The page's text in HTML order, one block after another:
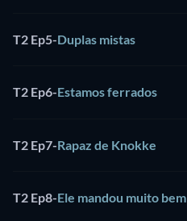
T2 Ep5-Duplas mistas
T2 Ep6-Estamos ferrados
T2 Ep7-Rapaz de Knokke
T2 Ep8-Ele mandou muito bem